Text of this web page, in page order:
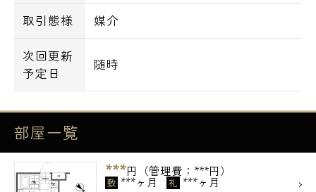
取引態様 媒介
次回更新
予定日
随時
部屋一覧
***円（管理費：***円）
敷 ***ヶ月 礼 ***ヶ月